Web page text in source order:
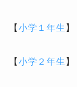
【 小学１年生 】
【 小学２年生 】